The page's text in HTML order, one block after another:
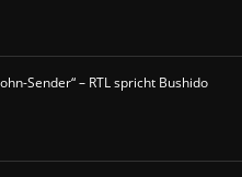
Sender“ – RTL spricht Bushido